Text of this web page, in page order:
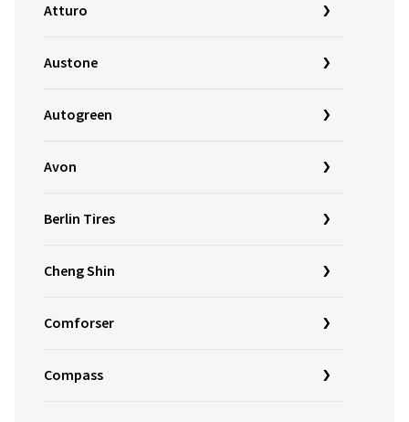
Atturo
Austone
Autogreen
Avon
Berlin Tires
Cheng Shin
Comforser
Compass